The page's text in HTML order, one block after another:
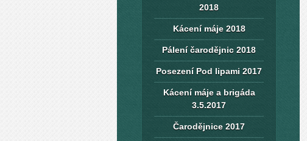
2018
Kácení máje 2018
Pálení čarodějnic 2018
Posezení Pod lipami 2017
Kácení máje a brigáda
3.5.2017
Čarodějnice 2017